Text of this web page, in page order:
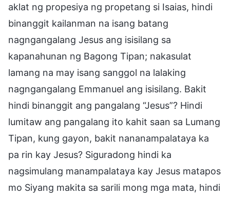
aklat ng propesiya ng propetang si Isaias, hindi
binanggit kailanman na isang batang
nagngangalang Jesus ang isisilang sa
kapanahunan ng Bagong Tipan; nakasulat
lamang na may isang sanggol na lalaking
nagngangalang Emmanuel ang isisilang. Bakit
hindi binanggit ang pangalang “Jesus”? Hindi
lumitaw ang pangalang ito kahit saan sa Lumang
Tipan, kung gayon, bakit nananampalataya ka
pa rin kay Jesus? Siguradong hindi ka
nagsimulang manampalataya kay Jesus matapos
mo Siyang makita sa sarili mong mga mata, hindi